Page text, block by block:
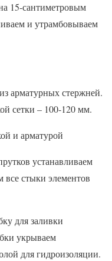
15-сантиметровым
и утрамбовываем
арматурных стержней.
сетки – 100-120 мм.
и арматурой
устанавливаем
все стыки элементов
для заливки
укрываем
для гидроизоляции.